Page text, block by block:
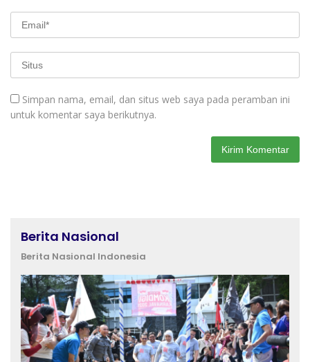
Simpan nama, email, dan situs web saya pada peramban ini
untuk komentar saya berikutnya.
Berita Nasional
Berita Nasional Indonesia